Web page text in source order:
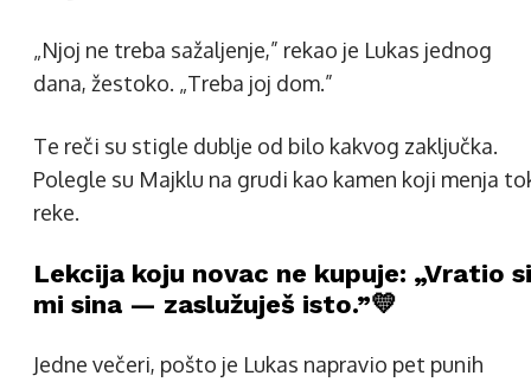
„Njoj ne treba sažaljenje,” rekao je Lukas jednog
dana, žestoko. „Treba joj dom.”
Te reči su stigle dublje od bilo kakvog zaključka.
Polegle su Majklu na grudi kao kamen koji menja
reke.
Lekcija koju novac ne kupuje: „Vratio si
mi sina — zaslužuješ isto.”💛
Jedne večeri, pošto je Lukas napravio pet punih